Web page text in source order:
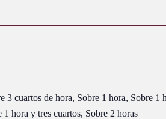
3 cuartos de hora, Sobre 1 hora, Sobre 1
hora y tres cuartos, Sobre 2 horas